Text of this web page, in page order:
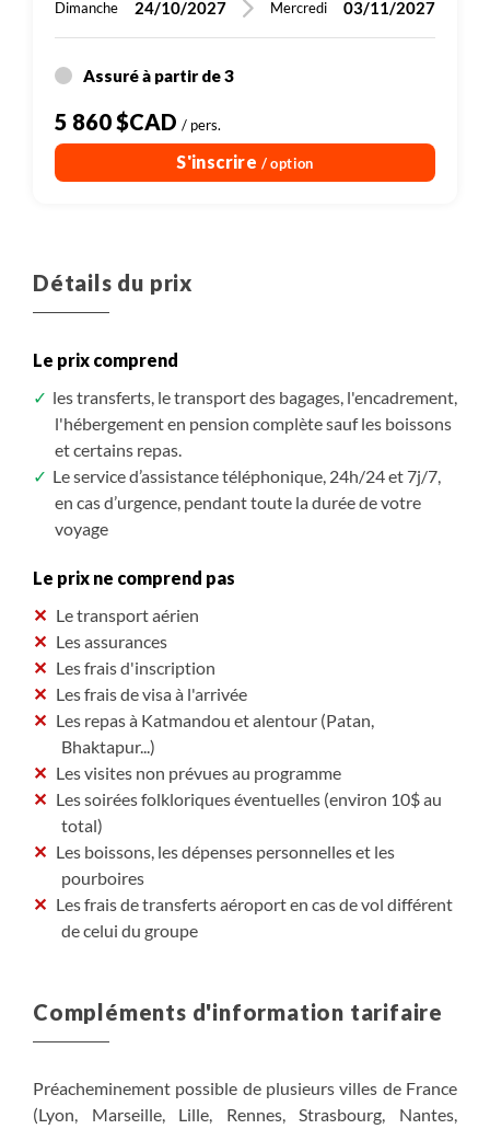
Dimanche 24/10/2027 Mercredi 03/11/2027
Assuré à partir de 3
5 860 $CAD / pers.
S'inscrire / option
Détails du prix
Le prix comprend
les transferts, le transport des bagages, l'encadrement,
l'hébergement en pension complète sauf les boissons
et certains repas.
Le service d’assistance téléphonique, 24h/24 et 7j/7,
en cas d’urgence, pendant toute la durée de votre
voyage
Le prix ne comprend pas
Le transport aérien
Les assurances
Les frais d'inscription
Les frais de visa à l'arrivée
Les repas à Katmandou et alentour (Patan,
Bhaktapur...)
Les visites non prévues au programme
Les soirées folkloriques éventuelles (environ 10$ au
total)
Les boissons, les dépenses personnelles et les
pourboires
Les frais de transferts aéroport en cas de vol différent
de celui du groupe
Compléments d'information tarifaire
Préacheminement possible de plusieurs villes de France
(Lyon, Marseille, Lille, Rennes, Strasbourg, Nantes,